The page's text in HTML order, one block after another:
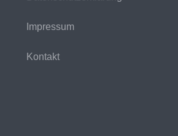
Impressum
Kontakt